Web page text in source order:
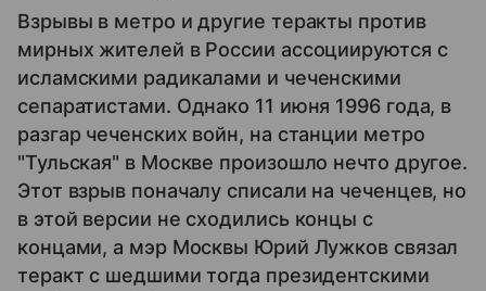
Взрывы в метро и другие теракты против
мирных жителей в России ассоциируются с
исламскими радикалами и чеченскими
сепаратистами. Однако 11 июня 1996 года, в
разгар чеченских войн, на станции метро
"Тульская" в Москве произошло нечто другое.
Этот взрыв поначалу списали на чеченцев, но
в этой версии не сходились концы с
концами, а мэр Москвы Юрий Лужков связал
теракт с шедшими тогда президентскими